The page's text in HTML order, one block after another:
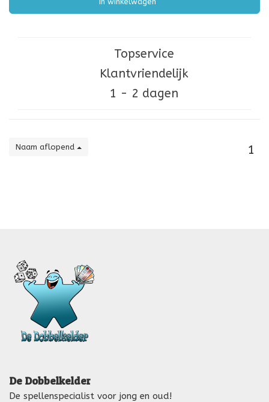
Topservice
Klantvriendelijk
1 - 2 dagen
Naam aflopend 1
De Dobbelkelder
De spellenspecialist voor jong en oud!